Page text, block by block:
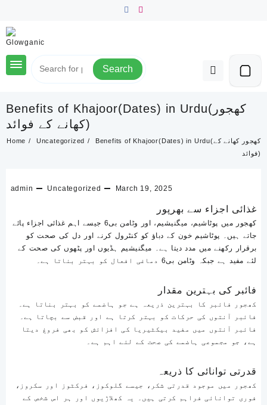
content
Search
Benefits of Khajoor(Dates) in Urdu(کھجور
کھانے کے فوائد)
Home Uncategorized
Benefits of Khajoor(Dates) in Urdu(کھجور کھانے کے
فوائد)
admin Uncategorized March 19, 2025
غذائی اجزاء سے بھرپور
کھجور میں پوٹاشیم، میگنیشیم، اور وٹامن بی6 جیسے اہم غذائی اجزاء پائے
جاتے ہیں۔ پوٹاشیم خون کے دباؤ کو کنٹرول کرنے اور دل کی صحت کو
برقرار رکھنے میں مدد دیتا ہے۔ میگنیشیم ہڈیوں اور پٹھوں کی صحت کے
لئے مفید ہے جبکہ وٹامن بی6 دماغی افعال کو بہتر بناتا ہے۔
فائبر کی بہترین مقدار
کھجور فائبر کا بہترین ذریعہ ہے جو ہاضمے کو بہتر بناتا ہے۔
فائبر آنتوں کی حرکات کو بہتر کرتا ہے اور قبض سے بچاتا ہے۔
فائبر آنتوں میں مفید بیکٹیریا کی افزائش کو بھی فروغ دیتا
ہے، جو مجموعی ہاضمے کی صحت کے لئے اہم ہے۔
قدرتی توانائی کا ذریعہ
فوری توانائی فراہم کرتی ہیں۔ یہ کھلاڑیوں اور ہر اس شخص کے